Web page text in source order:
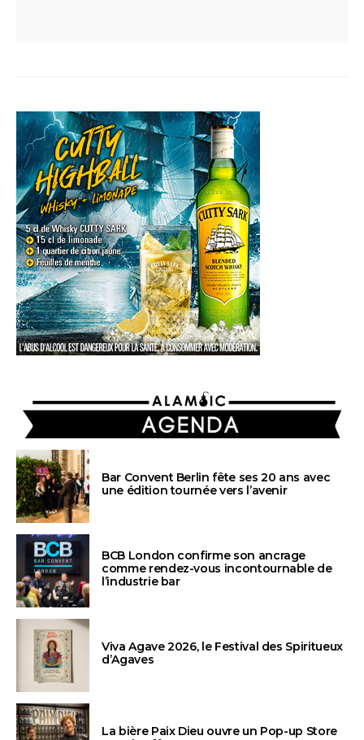
AGENDA
Bar Convent Berlin fête ses 20 ans avec
une édition tournée vers l’avenir
BCB London confirme son ancrage
comme rendez-vous incontournable de
l’industrie bar
Viva Agave 2026, le Festival des Spiritueux
d’Agaves
La bière Paix Dieu ouvre un Pop-up Store